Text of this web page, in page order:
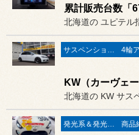
北海道の ユピテル
サスペンション交換
北海道の KW サス
発光系＆発光部位 白色化 系